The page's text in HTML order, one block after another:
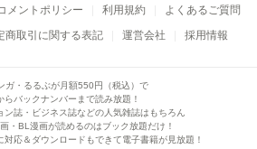
メントポリシー 利用規約
よくあるご質問
商取引に関する表記 運営会社 採用情報
ガ・るるぶが月額550円（税込）で
らバックナンバーまで読み放題！
ン誌・ビジネス誌などの人気雑誌はもちろん
・BL漫画が読めるのはブック放題だけ！
対応＆ダウンロードもできて電子書籍が見放題！